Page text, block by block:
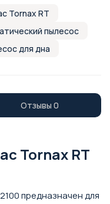
Tornax RT
пылесос
для дна
Отзывы 0
Tornax RT
предназначен для